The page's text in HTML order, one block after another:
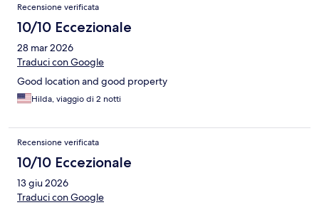
Recensione verificata
10/10 Eccezionale
28 mar 2026
Traduci con Google
Good location and good property
Hilda, viaggio di 2 notti
Recensione verificata
10/10 Eccezionale
13 giu 2026
Traduci con Google